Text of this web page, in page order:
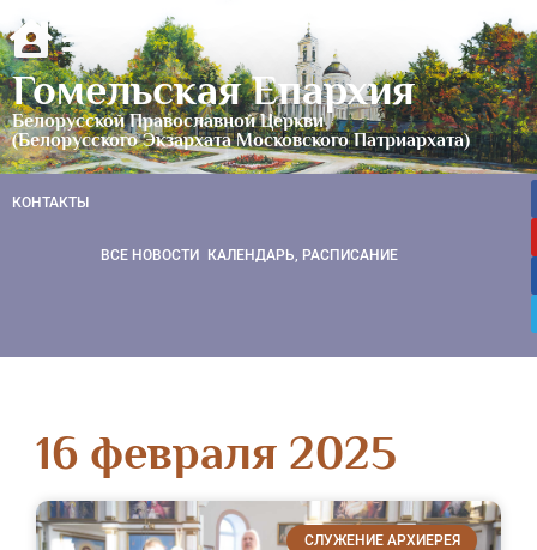
Гомельская Епархия
Белорусской Православной Церкви
(Белорусского Экзархата Московского Патриархата)
КОНТАКТЫ
ВСЕ НОВОСТИ КАЛЕНДАРЬ, РАСПИСАНИЕ
16 февраля 2025
СЛУЖЕНИЕ АРХИЕРЕЯ